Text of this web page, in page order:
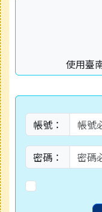
使用臺
帳號：
密碼：